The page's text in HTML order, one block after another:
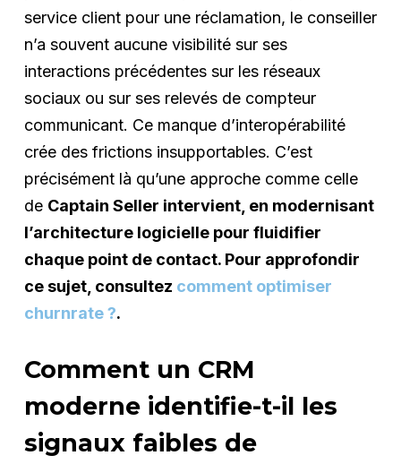
service client pour une réclamation, le conseiller
n’a souvent aucune visibilité sur ses
interactions précédentes sur les réseaux
sociaux ou sur ses relevés de compteur
communicant. Ce manque d’interopérabilité
crée des frictions insupportables. C’est
précisément là qu’une approche comme celle
de Captain Seller intervient, en modernisant
l’architecture logicielle pour fluidifier
chaque point de contact. Pour approfondir
ce sujet, consultez comment optimiser
churnrate ?.
Comment un CRM
moderne identifie-t-il les
signaux faibles de